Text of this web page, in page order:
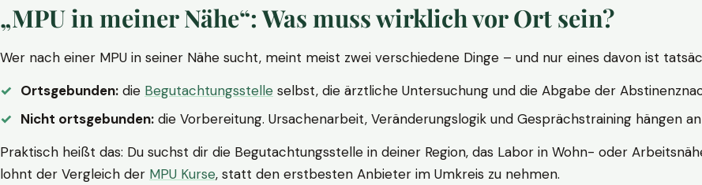
„MPU in meiner Nähe“: Was muss wirklich vor Ort sein?
Wer nach einer MPU in seiner Nähe sucht, meint meist zwei verschiedene Dinge – und nur eines davon ist
Ortsgebunden: die Begutachtungsstelle selbst, die ärztliche Untersuchung und die Abgabe der
Nicht ortsgebunden: die Vorbereitung. Ursachenarbeit, Veränderungslogik und Gesprächstraining hängen
Praktisch heißt das: Du suchst dir die Begutachtungsstelle in deiner Region, das Labor in Wohn- oder
lohnt der Vergleich der MPU Kurse, statt den erstbesten Anbieter im Umkreis zu nehmen.